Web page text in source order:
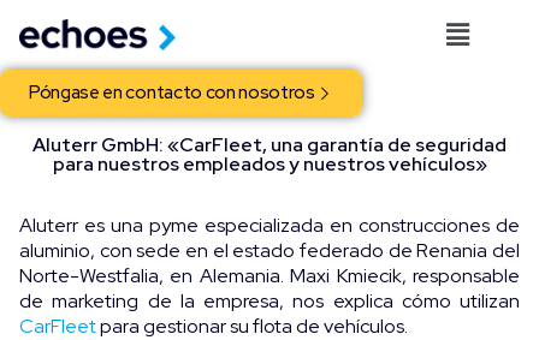
Póngase en contacto con nosotros
Aluterr GmbH: «CarFleet, una garantía de seguridad
para nuestros empleados y nuestros vehículos»
Aluterr es una pyme especializada en construcciones de
aluminio, con sede en el estado federado de Renania del
Norte-Westfalia, en Alemania. Maxi Kmiecik, responsable
de marketing de la empresa, nos explica cómo utilizan
CarFleetpara gestionar su flota de vehículos.